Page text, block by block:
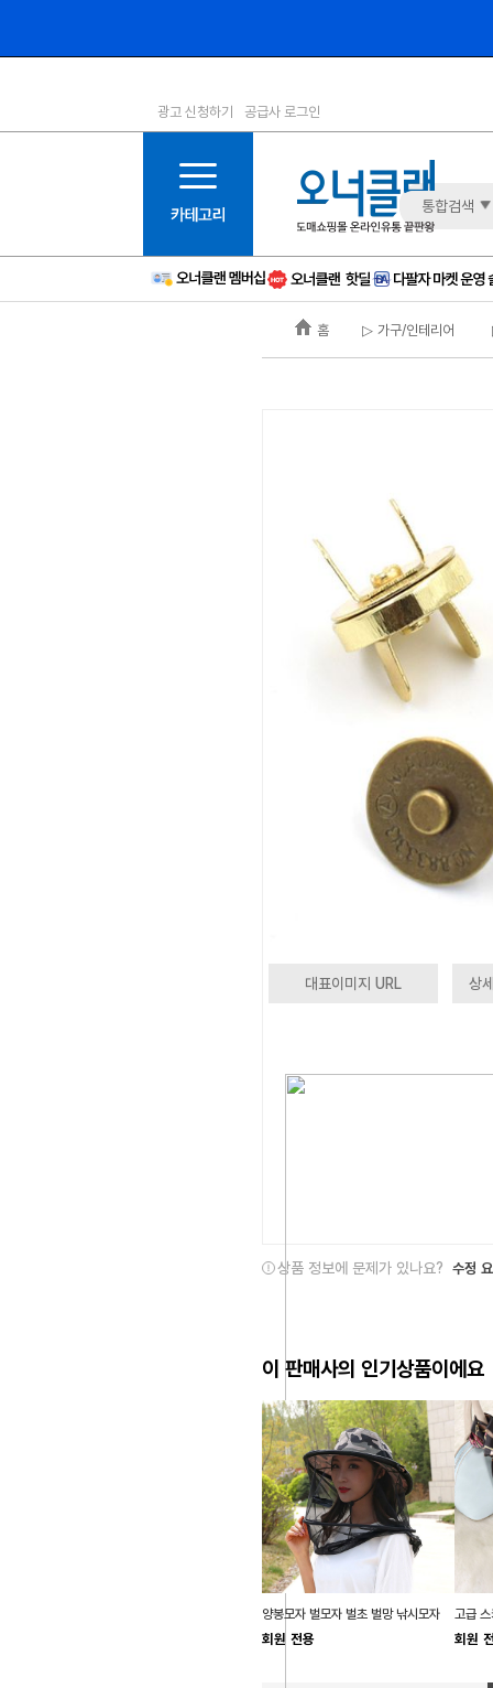
1등급
6등급
11등급
12등급
15등급
16등급
광고 신청하기 공급사 로그인
통합검색
홈 ▷ 가구/인테리어
대표이미지 URL 상
상품 정보에 문제가 있나요? 수정
이 판매사의 인기상품이에요
양봉모자 벌모자 벌초 벌망 낚시모자
회원 전용 회원